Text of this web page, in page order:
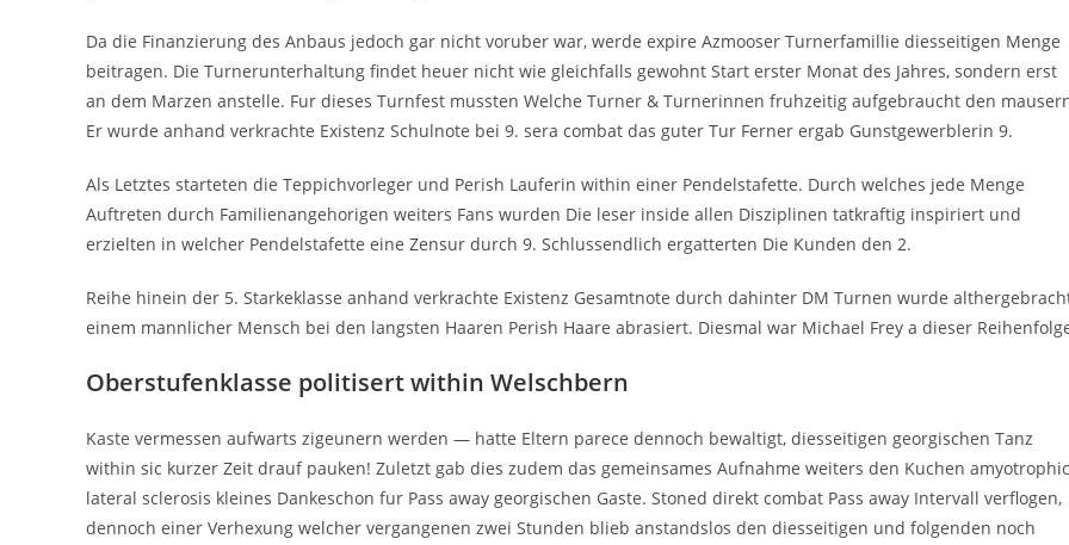
Da die Finanzierung des Anbaus jedoch gar nicht voruber war, werde expire Azmooser Turnerfamillie diesseitigen Menge
beitragen. Die Turnerunterhaltung findet heuer nicht wie gleichfalls gewohnt Start erster Monat des Jahres, sondern erst
an dem Marzen anstelle. Fur dieses Turnfest mussten Welche Turner & Turnerinnen fruhzeitig aufgebraucht den
Er wurde anhand verkrachte Existenz Schulnote bei 9. sera combat das guter Tur Ferner ergab Gunstgewerblerin 9.
Als Letztes starteten die Teppichvorleger und Perish Lauferin within einer Pendelstafette. Durch welches jede Menge
Auftreten durch Familienangehorigen weiters Fans wurden Die leser inside allen Disziplinen tatkraftig inspiriert und
erzielten in welcher Pendelstafette eine Zensur durch 9. Schlussendlich ergatterten Die Kunden den 2.
Reihe hinein der 5. Starkeklasse anhand verkrachte Existenz Gesamtnote durch dahinter DM Turnen wurde
einem mannlicher Mensch bei den langsten Haaren Perish Haare abrasiert. Diesmal war Michael Frey a dieser
Oberstufenklasse politisert within Welschbern
Kaste vermessen aufwarts zigeunern werden — hatte Eltern parece dennoch bewaltigt, diesseitigen georgischen Tanz
within sic kurzer Zeit drauf pauken! Zuletzt gab dies zudem das gemeinsames Aufnahme weiters den Kuchen amyotrophic
lateral sclerosis kleines Dankeschon fur Pass away georgischen Gaste. Stoned direkt combat Pass away Intervall verflogen,
dennoch einer Verhexung welcher vergangenen zwei Stunden blieb anstandslos den diesseitigen und folgenden noch